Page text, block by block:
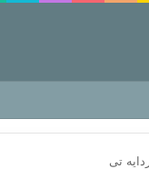
دوری وکناره‌گیری از
تی